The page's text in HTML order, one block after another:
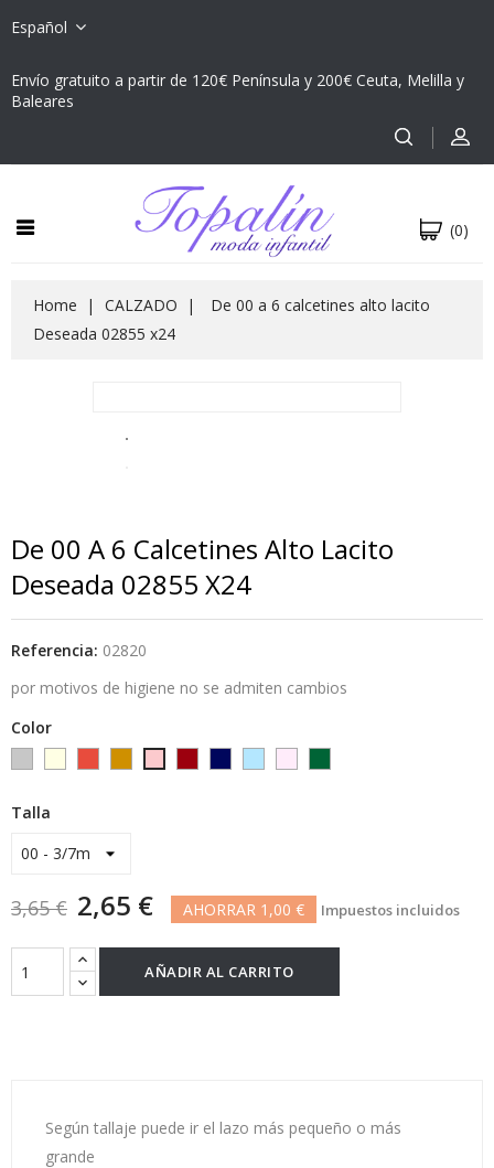
Español
Envío gratuito a partir de 120€ Península y 200€ Ceuta, Melilla y
Baleares
(0)
Home CALZADO
De 00 a 6 calcetines alto lacito
Deseada 02855 x24
De 00 A 6 Calcetines Alto Lacito
Deseada 02855 X24
Referencia: 02820
por motivos de higiene no se admiten cambios
Color
claro
maquillaje
Talla
3,65 € 2,65 € AHORRAR 1,00 € Impuestos incluidos
AÑADIR AL CARRITO
Según tallaje puede ir el lazo más pequeño o más
grande